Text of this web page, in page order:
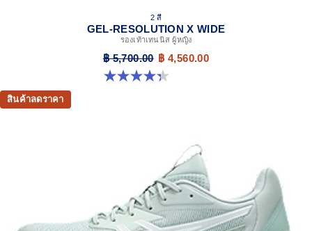
2 สี
GEL-RESOLUTION X WIDE
รองเท้าเทนนิส ผู้หญิง
฿ 5,700.00 ฿ 4,560.00
4.3 จาก 5 ดาว 6 รีวิว
สินค้าลดราคา